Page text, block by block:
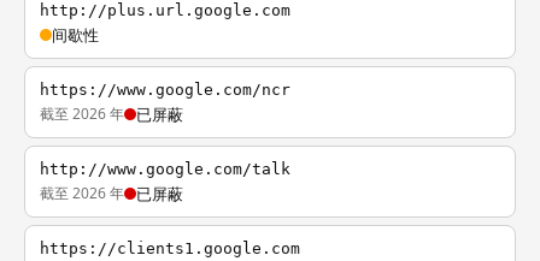
http://plus.url.google.com
间歇性
https://www.google.com/ncr
截至 2026 年 已屏蔽
http://www.google.com/talk
截至 2026 年 已屏蔽
https://clients1.google.com